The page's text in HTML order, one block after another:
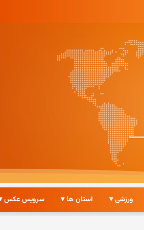
ورزشی ▾ استان ها ▾ سرویس عکس